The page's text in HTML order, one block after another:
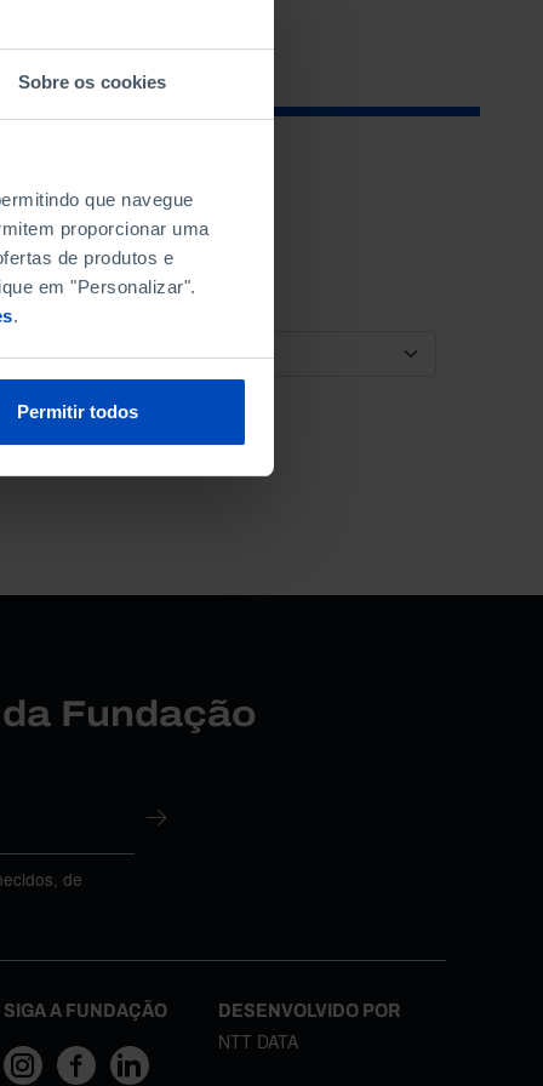
Sobre os cookies
que navegue
proporcionar uma
de produtos e
em "Personalizar".
.
Permitir todos
ORDENAR POR
Fundação
de
SIGA A FUNDAÇÃO DESENVOLVIDO POR
NTT DATA